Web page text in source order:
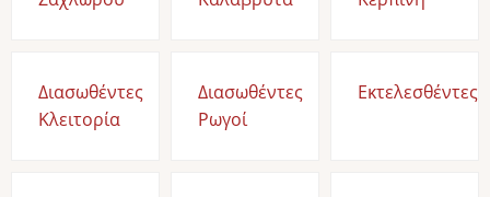
Διασωθέντες
Κλειτορία
Διασωθέντες
Ρωγοί
Εκτελεσθέντες